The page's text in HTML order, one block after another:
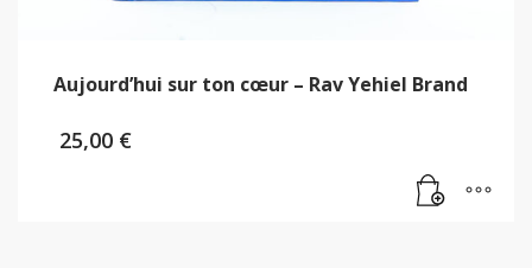
Aujourd’hui sur ton cœur – Rav Yehiel Brand
25,00 €